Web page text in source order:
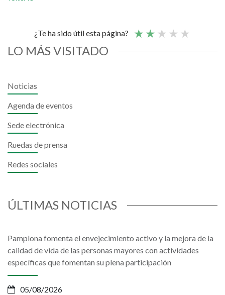
¿Te ha sido útil esta página?
LO MÁS VISITADO
Noticias
Agenda de eventos
Sede electrónica
Ruedas de prensa
Redes sociales
ÚLTIMAS NOTICIAS
Pamplona fomenta el envejecimiento activo y la mejora de la
calidad de vida de las personas mayores con actividades
específicas que fomentan su plena participación
05/08/2026